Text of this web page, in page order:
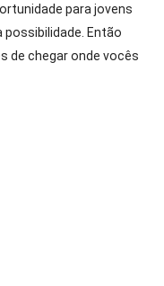
para jovens
Então
de chegar onde vocês